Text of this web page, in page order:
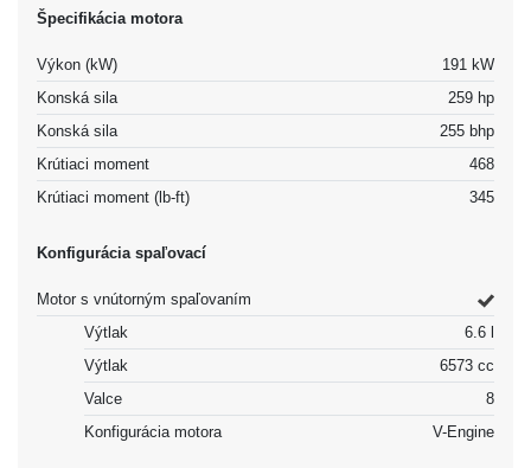
Špecifikácia motora
Výkon (kW)
191 kW
Konská sila
259 hp
Konská sila
255 bhp
Krútiaci moment
468
Krútiaci moment (lb-ft)
345
Konfigurácia spaľovací
Motor s vnútorným spaľovaním
Výtlak
6.6 l
Výtlak
6573 cc
Valce
8
Konfigurácia motora
V-Engine